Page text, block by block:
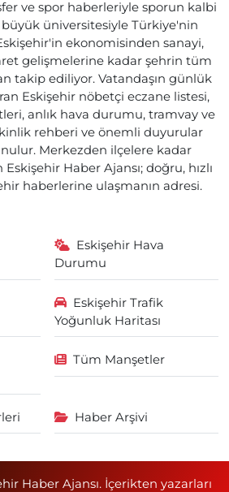
ve spor haberleriyle sporun kalbi
büyük üniversitesiyle Türkiye'nin
ekonomisinden sanayi,
gelişmelerine kadar şehrin tüm
takip ediliyor. Vatandaşın günlük
Eskişehir nöbetçi eczane listesi,
anlık hava durumu, tramvay ve
rehberi ve önemli duyurular
Merkezden ilçelere kadar
Haber Ajansı; doğru, hızlı
haberlerine ulaşmanın adresi.
Eskişehir Hava
Durumu
Eskişehir Trafik
Yoğunluk Haritası
Tüm Manşetler
Haber Arşivi
Haber Ajansı. İçerikten yazarları